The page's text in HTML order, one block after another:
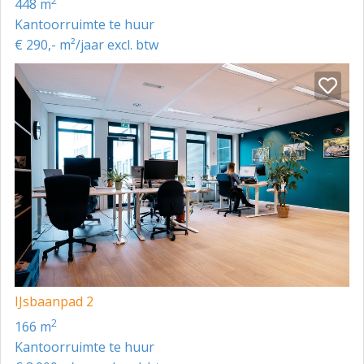
448 m
Kantoorruimte te huur
€ 290,- m²/jaar excl. btw
IJsbaanpad 2
166 m2
Kantoorruimte te huur